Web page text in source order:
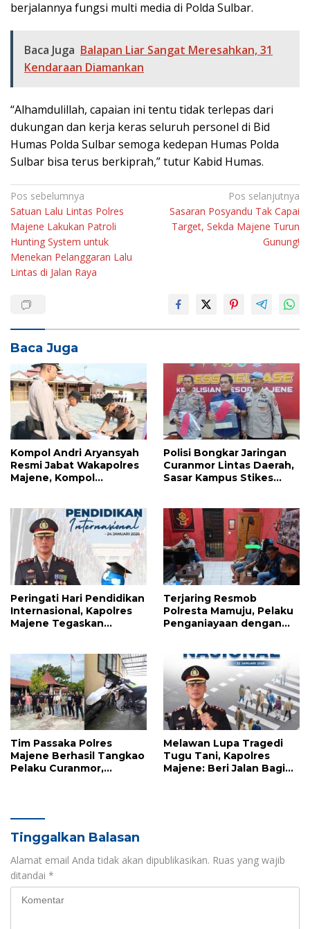
berjalannya fungsi multi media di Polda Sulbar.
Baca Juga Balapan Liar Sangat Meresahkan, 31
Kendaraan Diamankan
“Alhamdulillah, capaian ini tentu tidak terlepas dari
dukungan dan kerja keras seluruh personel di Bid
Humas Polda Sulbar semoga kedepan Humas Polda
Sulbar bisa terus berkiprah,” tutur Kabid Humas.
Navigasi
pos
Pos sebelumnya
Satuan Lalu Lintas Polres
Majene Lakukan Patroli
Hunting System untuk
Menekan Pelanggaran Lalu
Lintas di Jalan Raya
Pos selanjutnya
Sasaran Posyandu Tak Capai
Target, Sekda Majene Turun
Gunung!
Baca Juga
Kompol Andri Aryansyah
Resmi Jabat Wakapolres
Majene, Kompol
Polisi Bongkar Jaringan
Curanmor Lintas Daerah,
Sasar Kampus Stikes
Peringati Hari Pendidikan
Internasional, Kapolres
Majene Tegaskan
Terjaring Resmob
Polresta Mamuju, Pelaku
Penganiayaan dengan
Tim Passaka Polres
Majene Berhasil Tangkao
Pelaku Curanmor,
Melawan Lupa Tragedi
Tugu Tani, Kapolres
Majene: Beri Jalan Bagi
Tinggalkan Balasan
Alamat email Anda tidak akan dipublikasikan. Ruas yang wajib
ditandai *